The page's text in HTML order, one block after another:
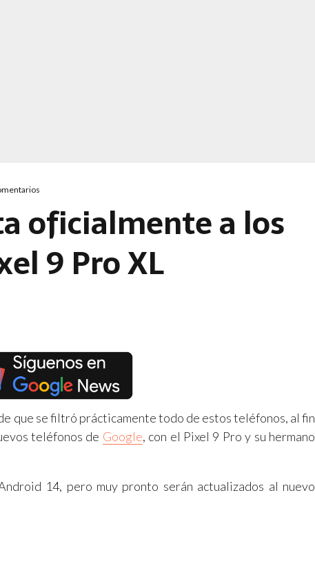
oficialmente a los
9 Pro XL
que se filtró prácticamente todo de estos teléfonos, al fin
teléfonos de Google, con el Pixel 9 Pro y su hermano
14, pero muy pronto serán actualizados al nuevo